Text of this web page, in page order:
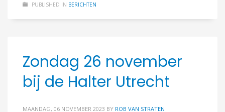
PUBLISHED IN BERICHTEN
Zondag 26 november
bij de Halter Utrecht
MAANDAG, 06 NOVEMBER 2023 BY ROB VAN STRATEN